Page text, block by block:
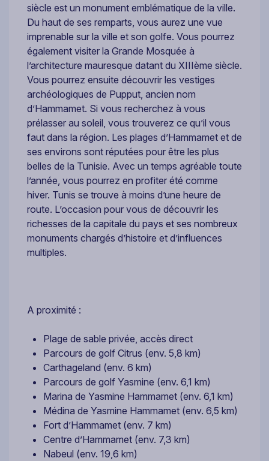
siècle est un monument emblématique de la ville.
Du haut de ses remparts, vous aurez une vue
imprenable sur la ville et son golfe. Vous pourrez
également visiter la Grande Mosquée à
l’architecture mauresque datant du XIIIème siècle.
Vous pourrez ensuite découvrir les vestiges
archéologiques de Pupput, ancien nom
d’Hammamet. Si vous recherchez à vous
prélasser au soleil, vous trouverez ce qu’il vous
faut dans la région. Les plages d’Hammamet et de
ses environs sont réputées pour être les plus
belles de la Tunisie. Avec un temps agréable toute
l’année, vous pourrez en profiter été comme
hiver. Tunis se trouve à moins d’une heure de
route. L’occasion pour vous de découvrir les
richesses de la capitale du pays et ses nombreux
monuments chargés d’histoire et d’influences
multiples.
A proximité :
Plage de sable privée, accès direct
Parcours de golf Citrus (env. 5,8 km)
Carthageland (env. 6 km)
Parcours de golf Yasmine (env. 6,1 km)
Marina de Yasmine Hammamet (env. 6,1 km)
Médina de Yasmine Hammamet (env. 6,5 km)
Fort d’Hammamet (env. 7 km)
Centre d’Hammamet (env. 7,3 km)
Nabeul (env. 19,6 km)